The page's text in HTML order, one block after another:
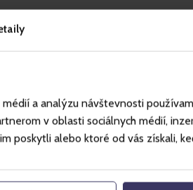
a analýzu návštevnosti
v oblasti sociálnych médií,
poskytli alebo ktoré od vás získali,